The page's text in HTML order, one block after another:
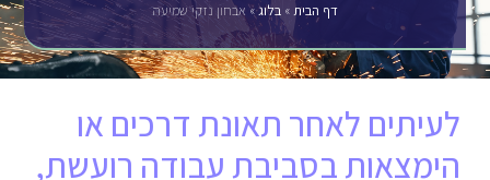
דף הבית» בלוג»אבחון נזקי שמיעה
לעיתים לאחר תאונת דרכים או
הימצאות בסביבת עבודה רועשת,